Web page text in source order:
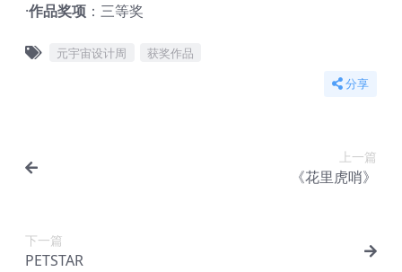
·作品奖项 ：三等奖
元宇宙设计周 获奖作品
分享
上一篇
《花里虎哨》
下一篇
PETSTAR